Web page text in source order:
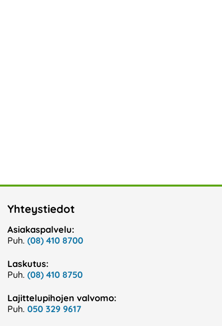
Yhteystiedot
Asiakaspalvelu:
Puh. (08) 410 8700
Laskutus:
Puh. (08) 410 8750
Lajittelupihojen valvomo:
Puh. 050 329 9617